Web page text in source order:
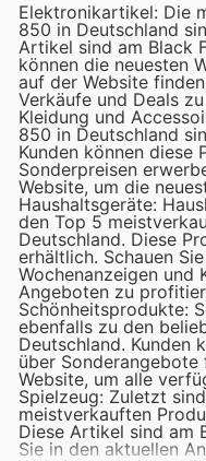
Elektronikartikel: Die
850 in Deutschland
Artikel sind am Black
können die neuesten
auf der Website
Verkäufe und Deals
Kleidung und
850 in Deutschland
Kunden können diese
Sonderpreisen
Website, um die
Haushaltsgeräte:
den Top 5
Deutschland. Diese
erhältlich. Schauen
Wochenanzeigen und
Angeboten zu
Schönheitsprodukte:
ebenfalls zu den
Deutschland. Kunden
über Sonderangebote
Website, um alle
Spielzeug: Zuletzt
meistverkauften
Diese Artikel sind am
Sie in den aktuellen